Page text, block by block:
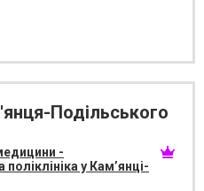
Подільського
-
у Кам’янці-